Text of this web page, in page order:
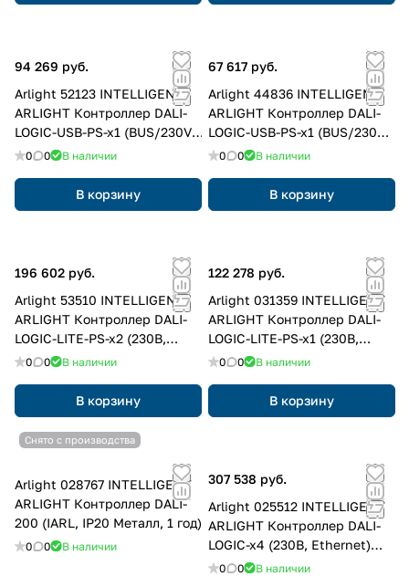
94 269 руб.
Arlight 52123 INTELLIGENT
ARLIGHT Контроллер DALI-
LOGIC-USB-PS-x1 (BUS/230V,
BLE) (IARL, IP20 Пластик, 2
0 0 В наличии
В корзину
67 617 руб.
Arlight 44836 INTELLIGENT
ARLIGHT Контроллер DALI-
LOGIC-USB-PS-x1 (BUS/230V)
(IARL, IP20 Пластик, 2 года)
0 0 В наличии
В корзину
196 602 руб.
Arlight 53510 INTELLIGENT
ARLIGHT Контроллер DALI-
LOGIC-LITE-PS-x2 (230B,
Ethernet) (IARL, IP20
0 0 В наличии
В корзину
122 278 руб.
Arlight 031359 INTELLIGENT
ARLIGHT Контроллер DALI-
LOGIC-LITE-PS-x1 (230B,
Ethernet) (IARL, -)
0 0 В наличии
В корзину
Снято с производства
Arlight 028767 INTELLIGENT
ARLIGHT Контроллер DALI-
200 (IARL, IP20 Металл, 1 год)
0 0 В наличии
307 538 руб.
Arlight 025512 INTELLIGENT
ARLIGHT Контроллер DALI-
LOGIC-x4 (230B, Ethernet)
(IARL, -)
0 0 В наличии